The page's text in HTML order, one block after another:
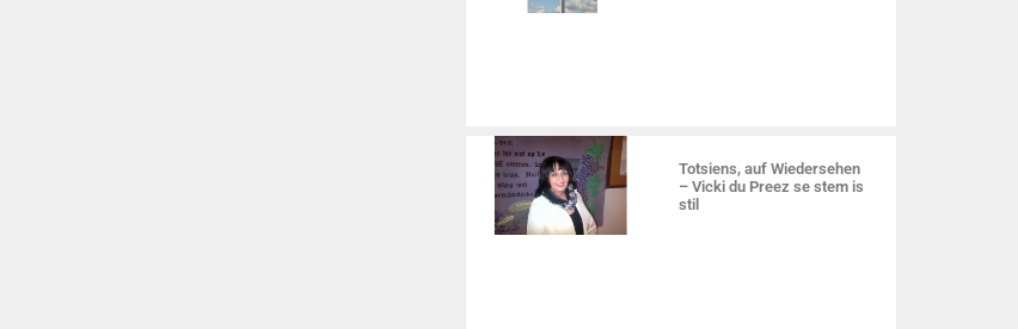
Totsiens, auf Wiedersehen
– Vicki du Preez se stem is
stil